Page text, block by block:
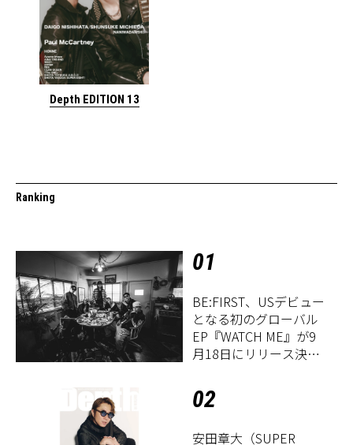
Depth EDITION 13
Ranking
01
BE:FIRST、USデビュー
となる初のグローバル
EP『WATCH ME』が9
月18日にリリース決
02
安田章大（SUPER